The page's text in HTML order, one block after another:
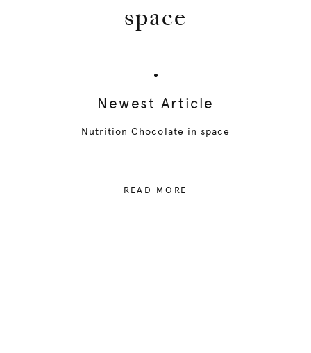
space
Newest Article
Nutrition Chocolate in space
READ MORE